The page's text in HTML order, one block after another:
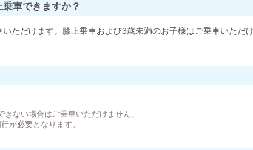
車できますか？
ただけます。膝上乗車および3歳未満のお子様はご乗車いただ
ない場合はご乗車いただけません。
が必要となります。